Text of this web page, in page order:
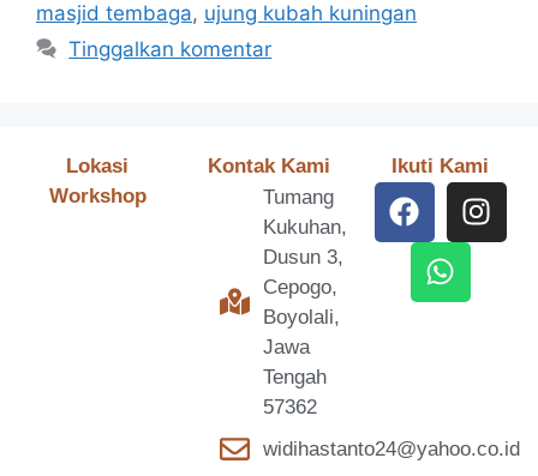
masjid tembaga, ujung kubah kuningan
Tinggalkan komentar
Lokasi
Workshop
Kontak Kami
Tumang
Kukuhan,
Dusun 3,
Cepogo,
Boyolali,
Jawa
Tengah
57362
widihastanto24@yahoo.co.id
Ikuti Kami